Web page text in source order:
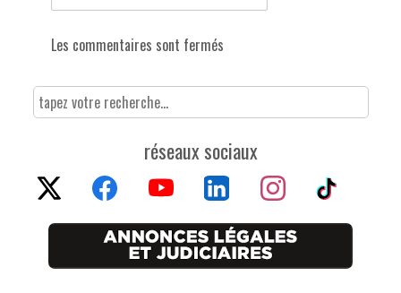
Les commentaires sont fermés
réseaux sociaux